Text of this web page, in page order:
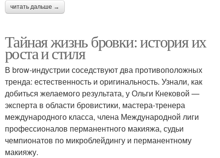
читать дальше →
Тайная жизнь бровки: история их
роста и стиля
В brow-индустрии соседствуют два противоположных
тренда: естественность и оригинальность. Узнали, как
добиться желаемого результата, у Ольги Кнековой —
эксперта в области бровистики, мастера-тренера
международного класса, члена Международной лиги
профессионалов перманентного макияжа, судьи
чемпионатов по микроблейдингу и перманентному
макияжу.